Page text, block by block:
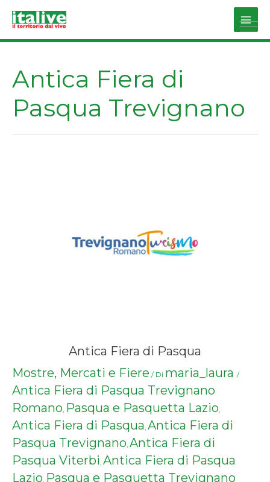
Main
Antica Fiera di
Pasqua Trevignano
Antica Fiera di Pasqua
Mostre, Mercati e Fiere / Di maria_laura /
Antica Fiera di Pasqua Trevignano
Romano, Pasqua e Pasquetta Lazio,
Antica Fiera di Pasqua, Antica Fiera di
Pasqua Trevignano, Antica Fiera di
Pasqua Viterbi, Antica Fiera di Pasqua
Lazio, Pasqua e Pasquetta Trevignano